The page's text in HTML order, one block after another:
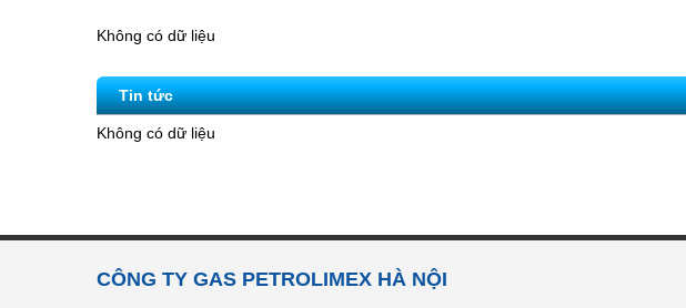
Không có dữ liệu
Tin tức
Không có dữ liệu
CÔNG TY GAS PETROLIMEX HÀ NỘI